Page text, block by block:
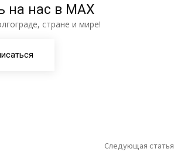
на нас в МАХ
стране и мире!
Следующая статья